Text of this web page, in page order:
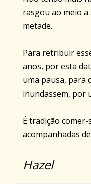
rasgou ao meio
metade.
Para retribuir
anos, por esta
uma pausa, para
inundassem, por
É tradição
acompanhadas
Hazel